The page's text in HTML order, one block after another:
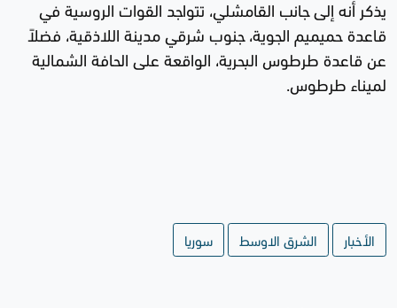
يذكر أنه إلى جانب القامشلي، تتواجد القوات الروسية في
قاعدة حميميم الجوية، جنوب شرقي مدينة اللاذقية، فضلاً
عن قاعدة طرطوس البحرية، الواقعة على الحافة الشمالية
لميناء طرطوس.
الأخبار الشرق الاوسط سوريا